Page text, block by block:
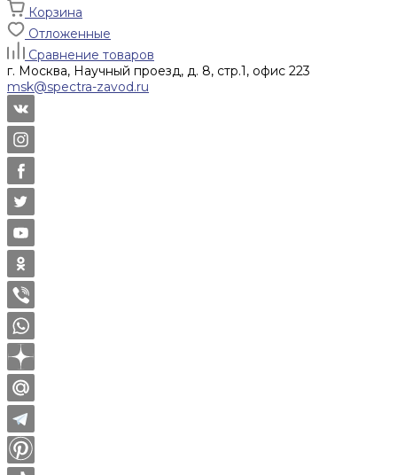
Корзина
Отложенные
Сравнение товаров
г. Москва, Научный проезд, д. 8, стр.1, офис 223
msk@spectra-zavod.ru